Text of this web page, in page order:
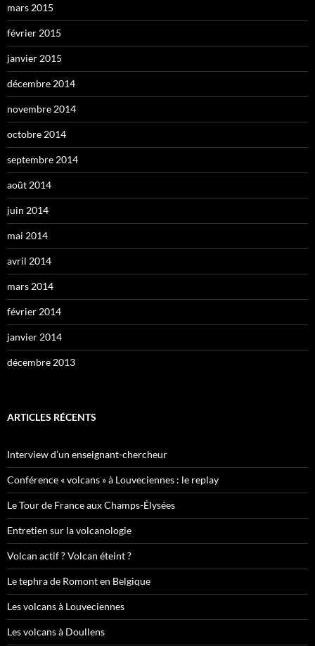
mars 2015
février 2015
janvier 2015
décembre 2014
novembre 2014
octobre 2014
septembre 2014
août 2014
juin 2014
mai 2014
avril 2014
mars 2014
février 2014
janvier 2014
décembre 2013
ARTICLES RÉCENTS
Interview d’un enseignant-chercheur
Conférence « volcans » à Louveciennes : le replay
Le Tour de France aux Champs-Élysées
Entretien sur la volcanologie
Volcan actif ? Volcan éteint ?
Le tephra de Romont en Belgique
Les volcans à Louveciennes
Les volcans à Doullens